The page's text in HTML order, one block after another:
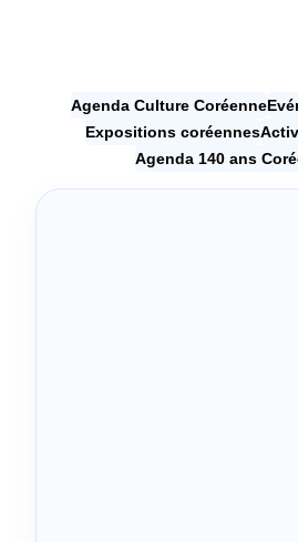
Agenda Culture Coréenne
Expositions coréennes
Agenda 140 ans